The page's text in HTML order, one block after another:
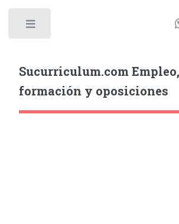
Sucurriculum.com
formación y oposiciones